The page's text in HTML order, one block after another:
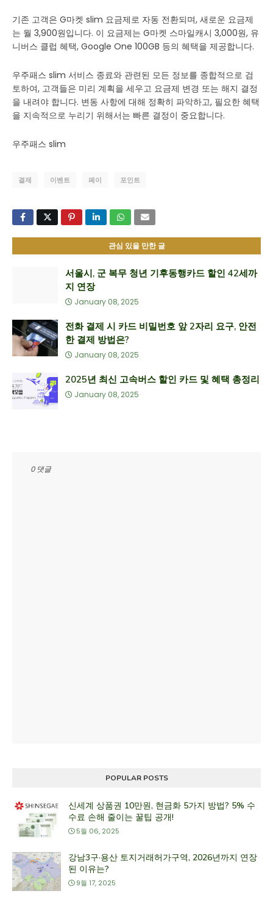
기존 고객은 G마켓 slim 요금제로 자동 전환되며, 새로운 요금제
는 월 3,900원입니다. 이 요금제는 G마켓 스마일캐시 3,000원, 유
니버스 클럽 혜택, Google One 100GB 등의 혜택을 제공합니다.
우주패스 slim 서비스 종료와 관련된 모든 정보를 종합적으로 검
토하여, 고객들은 미리 계획을 세우고 요금제 변경 또는 해지 결정
을 내려야 합니다. 변동 사항에 대해 정확히 파악하고, 필요한 혜택
을 지속적으로 누리기 위해서는 빠른 결정이 중요합니다.
우주패스 slim
결제 이벤트 페이 포인트
관심 있을 만한 글
서울시, 군 복무 청년 기후동행카드 할인 42세까
지 연장
January 08, 2025
전화 결제 시 카드 비밀번호 앞 2자리 요구, 안전
한 결제 방법은?
January 08, 2025
2025년 최신 고속버스 할인 카드 및 혜택 총정리
January 08, 2025
0 댓글
POPULAR POSTS
신세계 상품권 10만원, 현금화 5가지 방법? 5% 수
수료 손해 줄이는 꿀팁 공개!
5월 06, 2025
강남3구·용산 토지거래허가구역, 2026년까지 연장
된 이유는?
9월 17, 2025